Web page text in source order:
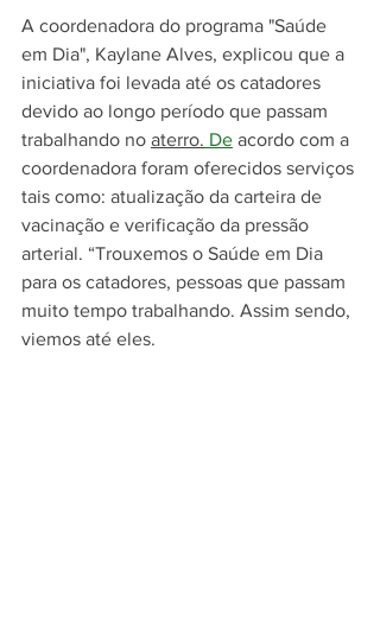
A coordenadora do programa "Saúde
em Dia", Kaylane Alves, explicou que a
iniciativa foi levada até os catadores
devido ao longo período que passam
trabalhando no aterro. De acordo com a
coordenadora foram oferecidos serviços
tais como: atualização da carteira de
vacinação e verificação da pressão
arterial. “Trouxemos o Saúde em Dia
para os catadores, pessoas que passam
muito tempo trabalhando. Assim sendo,
viemos até eles.